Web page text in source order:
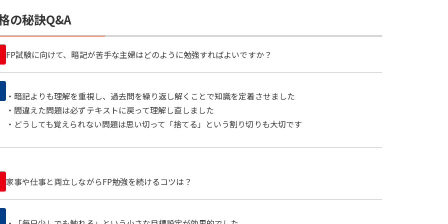
の秘訣Q&A
FP試験に向けて、暗記が苦手な主婦はどのように勉強すればよいですか？
・暗記よりも理解を重視し、過去問を繰り返し解くことで知識を定着させました
・間違えた問題は必ずテキストに戻って理解し直しました
・どうしても覚えられない問題は思い切って「捨てる」という割り切りも大切です
家事や仕事と両立しながらFP勉強を続けるコツは？